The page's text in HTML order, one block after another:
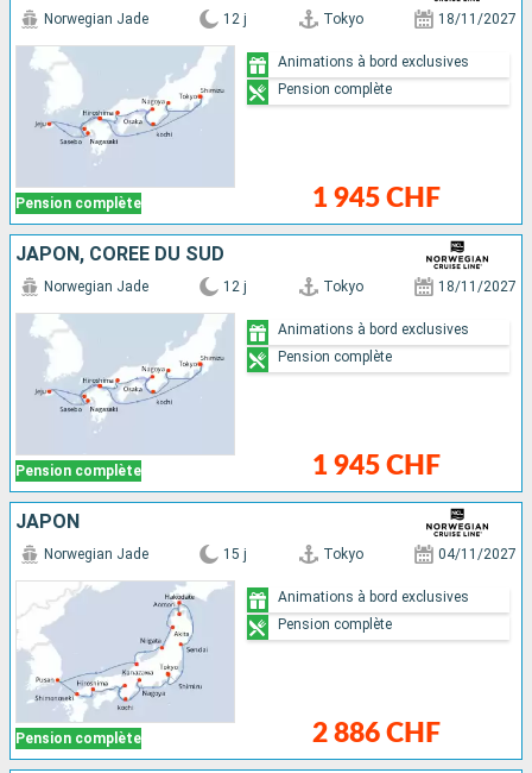
Pension complète
Norwegian Jade 12 j Tokyo 18/11/2027
1 945 CHF
Animations à bord exclusives
Pension complète
JAPON, CORÉE DU SUD
Pension complète
Norwegian Jade 12 j Tokyo 18/11/2027
1 945 CHF
Animations à bord exclusives
Pension complète
JAPON
Pension complète
Norwegian Jade 15 j Tokyo 04/11/2027
2 886 CHF
Animations à bord exclusives
Pension complète